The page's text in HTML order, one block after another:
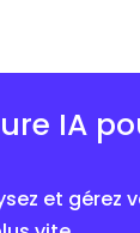
IA
et gérez